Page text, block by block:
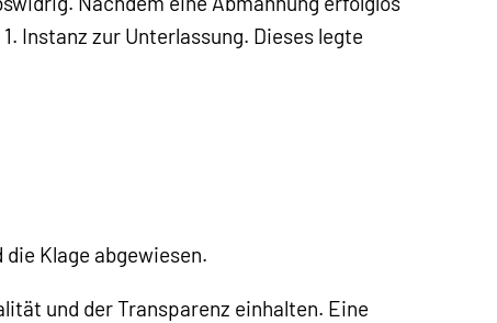
Instanz zur Unterlassung. Dieses legte
Klage abgewiesen.
und der Transparenz einhalten. Eine